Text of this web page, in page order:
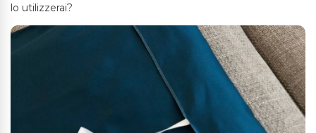
lo utilizzerai?